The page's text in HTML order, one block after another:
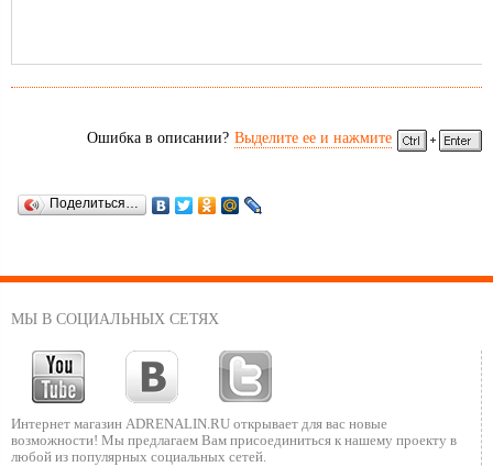
Ошибка в описании? Выделите ее и нажмите
Поделиться…
МЫ В СОЦИАЛЬНЫХ СЕТЯХ
Интернет магазин ADRENALIN.RU открывает для вас новые
возможности! Мы предлагаем Вам присоединиться к нашему проекту в
любой из популярных социальных сетей.